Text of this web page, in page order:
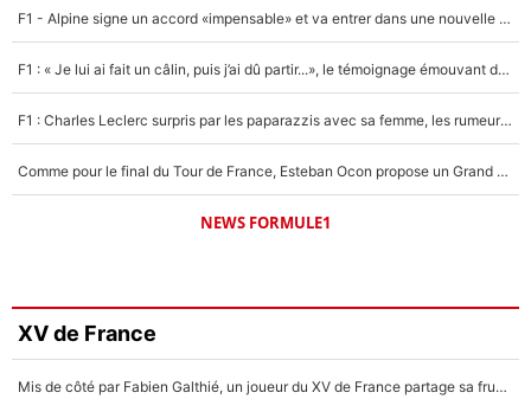
F1 - Alpine signe un accord «impensable» et va entrer dans une nouvelle dimension : Grande nouvelle pour Pierre Gasly !
F1 : « Je lui ai fait un câlin, puis j’ai dû partir...», le témoignage émouvant de Max Verstappen sur sa fille
F1 : Charles Leclerc surpris par les paparazzis avec sa femme, les rumeurs étaient vraies !
Comme pour le final du Tour de France, Esteban Ocon propose un Grand Prix de Formule 1 à Paris : «Autour de l’Arc de Triomphe, ce serait génial» !
NEWS FORMULE1
XV de France
Mis de côté par Fabien Galthié, un joueur du XV de France partage sa frustration : «ils ne me l’ont pas dit tout de suite»